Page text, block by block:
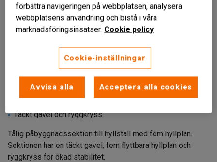
Liknande produkter
Till hyllställ
Täckt gavel och ryggkryss
Tålig påbyggnadssektion till hyllställ med fem hyllplan.
Sektionen har en täckt gavel, fem flyttbara hyllplan och
ryggkryss för ökad stabilitet.
förbättra navigeringen på webbplatsen, analysera
webbplatsens användning och bistå i våra
marknadsföringsinsatser. Cookie policy
Cookie-inställningar
Avvisa alla Acceptera alla cookies